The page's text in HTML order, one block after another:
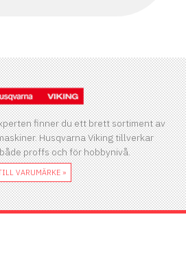
finner du ett brett sortiment av
Husqvarna Viking tillverkar
proffs och för hobbynivå.
VARUMÄRKE »